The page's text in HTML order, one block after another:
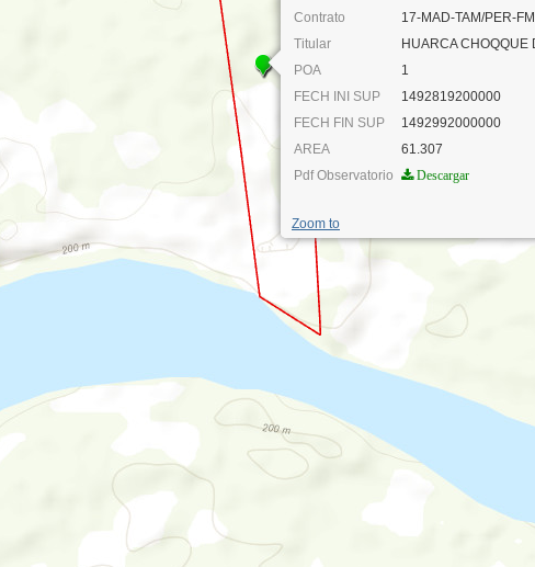
Contrato
17-MAD-TAM/PER-
Titular
HUARCA CHOQQUE
POA
1
FECH INI SUP
1492819200000
FECH FIN SUP
1492992000000
AREA
61.307
Pdf Observatorio
Descargar
Zoom to